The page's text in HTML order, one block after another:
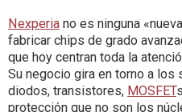
Nexperia no es ninguna «nueva
fabricar chips de grado
que hoy centran toda la
Su negocio gira en torno a
diodos, transistores, MOSFET
protección que no son los